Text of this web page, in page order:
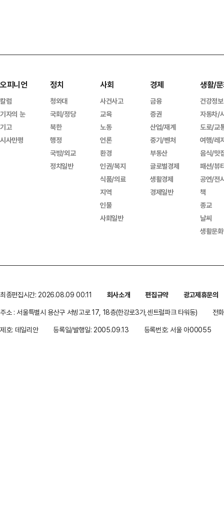
오피니언
칼럼
기자의 눈
기고
시사만평
정치
청와대
국회/정당
북한
행정
국방/외교
정치일반
사회
사건사고
교육
노동
언론
환경
인권/복지
식품/의료
지역
인물
사회일반
경제
금융
증권
산업/재계
중기/벤처
부동산
글로벌경제
생활경제
경제일반
생활/
건강정보
자동차/
도로/교
여행/레
음식/맛
패션/뷰
공연/전
책
종교
날씨
생활문
최종편집시간: 2026.08.09 00:11 회사소개 편집규약
광고제휴문의
주소 : 서울특별시 용산구 서빙고로 17, 18층(한강로3가,센트럴파크 타워동)
전
제호: 데일리안
등록일/발행일: 2005.09.13 등록번호: 서울 아00055